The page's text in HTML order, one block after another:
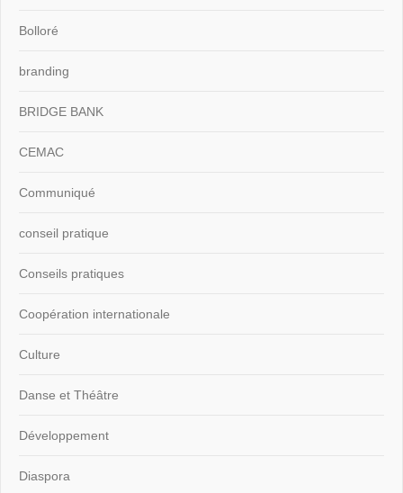
Bolloré
branding
BRIDGE BANK
CEMAC
Communiqué
conseil pratique
Conseils pratiques
Coopération internationale
Culture
Danse et Théâtre
Développement
Diaspora